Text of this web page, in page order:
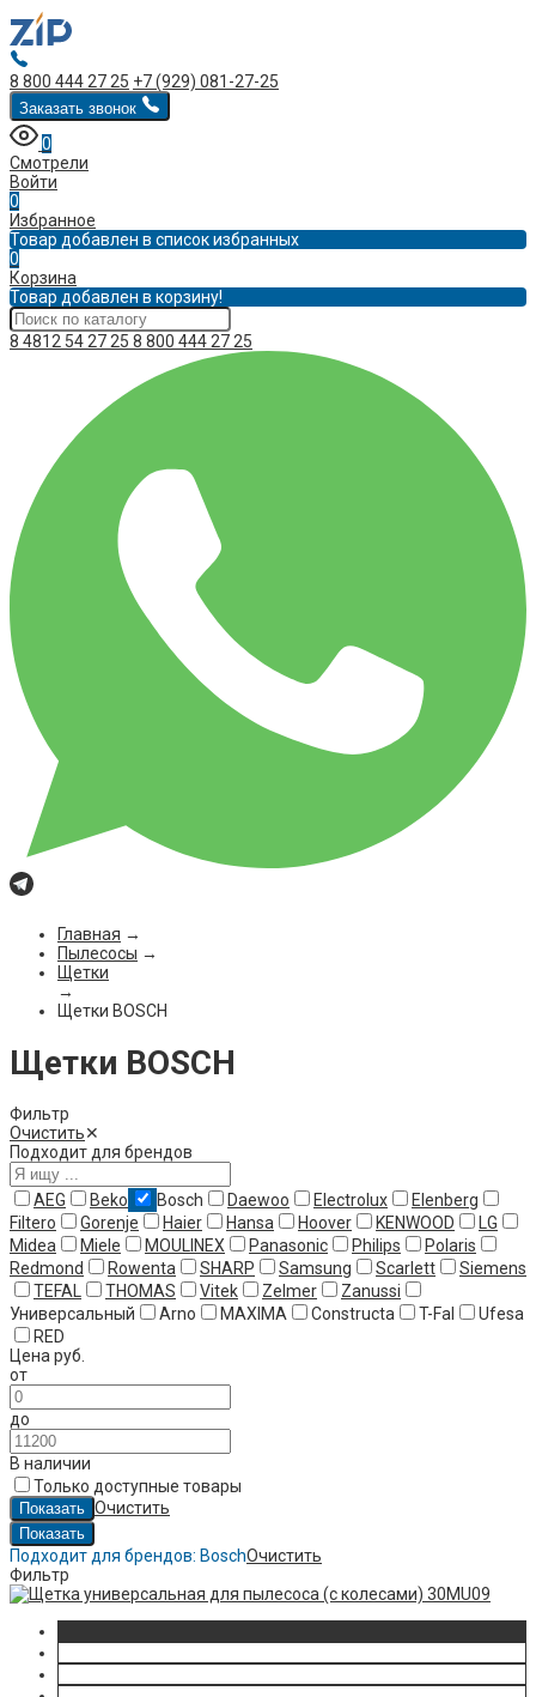
8 800 444 27 25 +7 (929) 081-27-25
Заказать звонок
0
Смотрели
Войти
0
Избранное
Товар добавлен в список избранных
0
Корзина
Товар добавлен в корзину!
8 4812 54 27 25 8 800 444 27 25
Главная →
Пылесосы →
Щетки
→
Щетки BOSCH
Щетки BOSCH
Фильтр
Очистить✕
Подходит для брендов
AEG Beko Bosch Daewoo Electrolux
Elenberg
Filtero
Gorenje Haier Hansa Hoover KENWOOD
LG
Midea
Miele MOULINEX Panasonic Philips
Polaris
Redmond
Rowenta SHARP Samsung Scarlett
Siemens
TEFAL
THOMAS Vitek Zelmer
Zanussi
Универсальный
Arno MAXIMA Constructa T-Fal
Ufesa
RED
Ценаруб.
от
до
В наличии
Только доступные товары
Очистить
Подходит для брендов: BoschОчистить
Фильтр